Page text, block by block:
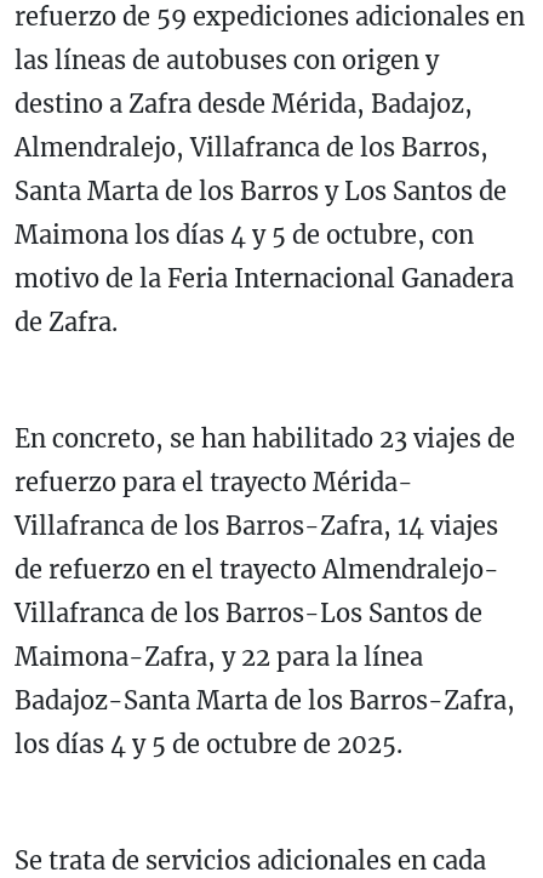
refuerzo de 59 expediciones adicionales en
las líneas de autobuses con origen y
destino a Zafra desde Mérida, Badajoz,
Almendralejo, Villafranca de los Barros,
Santa Marta de los Barros y Los Santos de
Maimona los días 4 y 5 de octubre, con
motivo de la Feria Internacional Ganadera
de Zafra.
En concreto, se han habilitado 23 viajes de
refuerzo para el trayecto Mérida-
Villafranca de los Barros-Zafra, 14 viajes
de refuerzo en el trayecto Almendralejo-
Villafranca de los Barros-Los Santos de
Maimona-Zafra, y 22 para la línea
Badajoz-Santa Marta de los Barros-Zafra,
los días 4 y 5 de octubre de 2025.
Se trata de servicios adicionales en cada